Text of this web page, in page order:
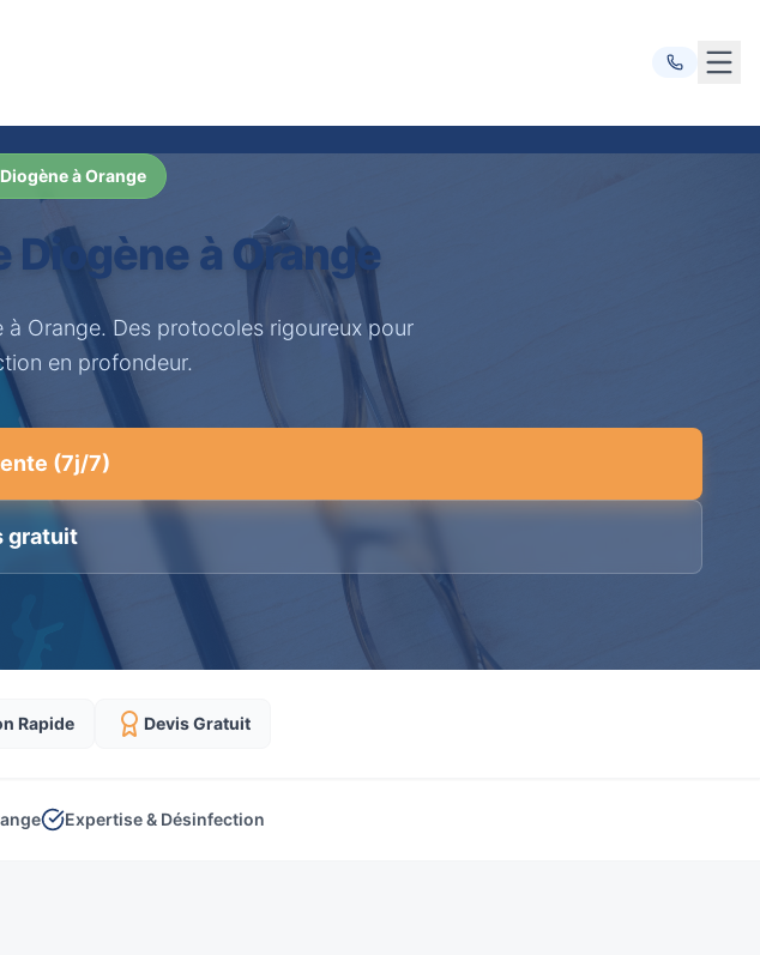
à Orange
à Orange
Orange. Des protocoles rigoureux pour
en profondeur.
(7j/7)
gratuit
Rapide Devis Gratuit
Expertise & Désinfection